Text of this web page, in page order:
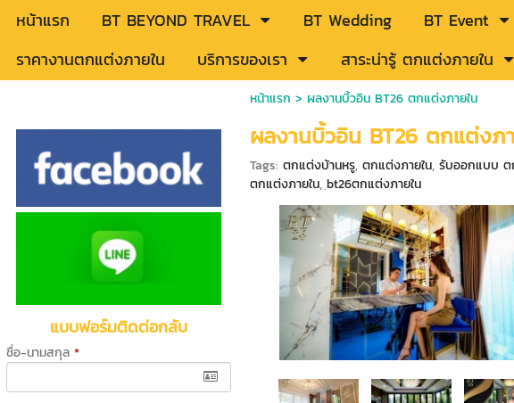
หน้าแรก BT BEYOND TRAVEL BT Wedding BT Event
ราคางานตกแต่งภายใน
บริการของเรา สาระน่ารู้ ตกแต่งภายใน
แบบฟอร์มติดต่อกลับ
ชื่อ-นามสกุล *
หน้าแรก > ผลงานบิ้วอิน BT26 ตกแต่งภายใน
ผลงานบิ้วอิน BT26 ตกแต่งภ
Tags:ตกแต่งบ้านหรู,ตกแต่งภายใน,รับออกแบบ ต
ตกแต่งภายใน,ฺbt26ตกแต่งภายใน